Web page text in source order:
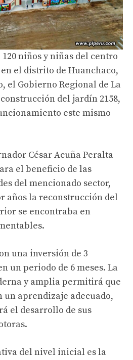
niños y niñas del centro
el distrito de Huanchaco,
el Gobierno Regional de La
del jardín 2158,
este mismo
César Acuña Peralta
el beneficio de las
del mencionado sector,
años la reconstrucción del
se encontraba en
una inversión de 3
un periodo de 6 meses. La
y amplia permitirá que
un aprendizaje adecuado,
el desarrollo de sus
del nivel inicial es la